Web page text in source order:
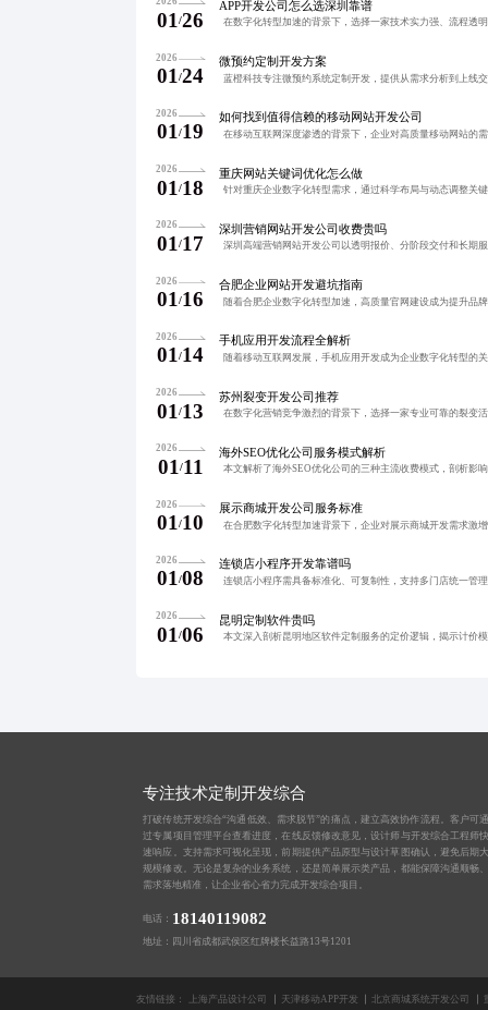
01/26
APP开发公司怎么选深圳靠谱
2026
01/24
微预约定制开发方案
2026
01/19
如何找到值得信赖的移动网站开发公司
2026
01/18
重庆网站关键词优化怎么做
2026
01/17
深圳营销网站开发公司收费贵吗
2026
01/16
合肥企业网站开发避坑指南
2026
01/14
手机应用开发流程全解析
2026
01/13
苏州裂变开发公司推荐
2026
01 /11
海外SEO优化公司服务模式解析
2026
01/10
展示商城开发公司服务标准
2026
01/08
连锁店小程序开发靠谱吗
2026
01/06
昆明定制软件贵吗
专注技术定制开发综合
打破传统开发综合“沟通低效、需求脱节”的痛点，建立高效协作流程。客户可
过专属项目管理平台查看进度，在线反馈修改意见，设计师与开发综合工程师
速响应。支持需求可视化呈现，前期提供产品原型与设计草图确认，避免后期
规模修改。无论是复杂的业务系统，还是简单展示类产品，都能保障沟通顺畅
需求落地精准，让企业省心省力完成开发综合项目。
电话： 18140119082
地址：四川省成都武侯区红牌楼长益路13号1201
友情链接： 上海产品设计公司 天津移动APP开发 北京商城系统开发公司